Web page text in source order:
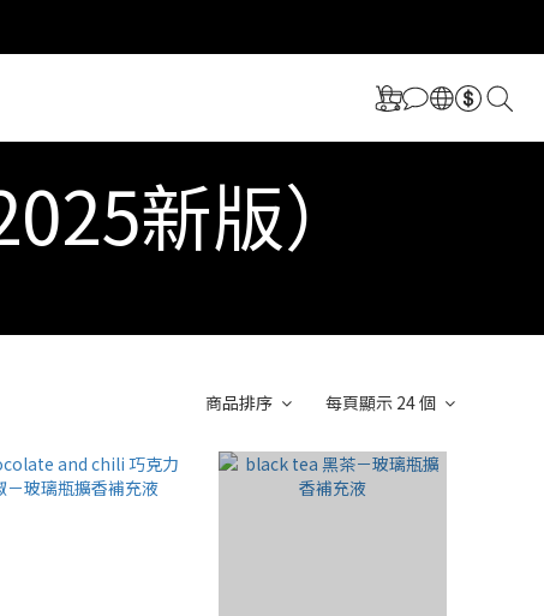
福利！
利！
新版）
商品排序 每頁顯示 24 個